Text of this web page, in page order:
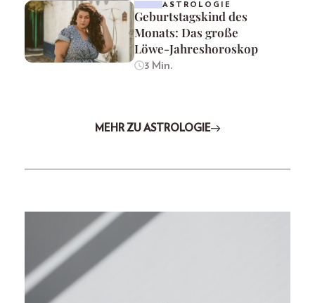
ASTROLOGIE
Geburtstagskind des
Monats: Das große
Löwe-Jahreshoroskop
3 Min.
MEHR ZU ASTROLOGIE